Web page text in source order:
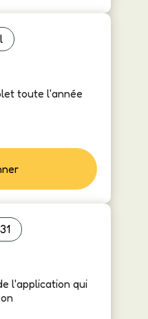
toute l'année
l'application qui